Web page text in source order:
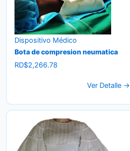
Dispositivo Médico
Bota de compresion neumatica
RD$2,266.78
Ver Detalle →